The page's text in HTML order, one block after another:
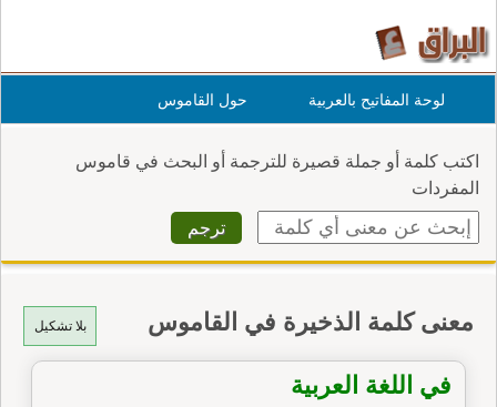
لوحة المفاتيح بالعربية حول القاموس
اكتب كلمة أو جملة قصيرة للترجمة أو البحث في قاموس
المفردات
بلا تشكيل معنى كلمة الذخيرة في القاموس
في اللغة العربية